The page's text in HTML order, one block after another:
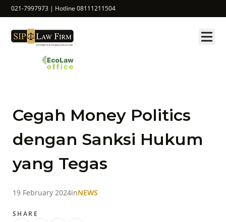
021-7997973 | Hotline 08111211504
Cegah Money Politics
dengan Sanksi Hukum
yang Tegas
19 February 2024inNEWS
SHARE